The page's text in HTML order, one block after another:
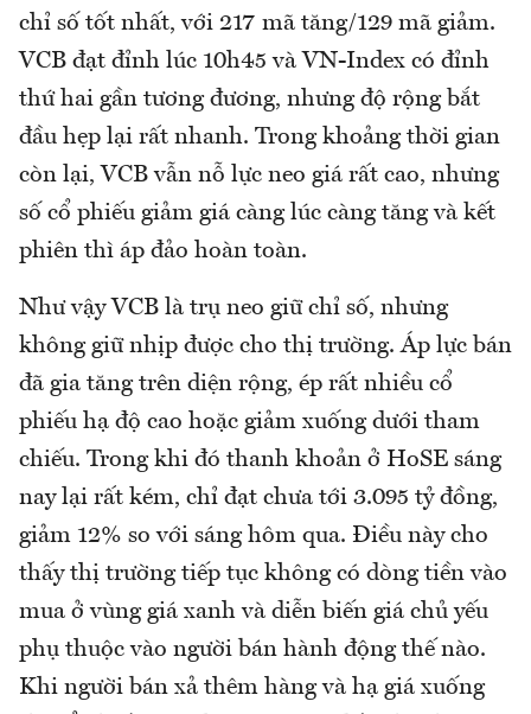
chỉ số tốt nhất, với 217 mã tăng/129 mã giảm.
VCB đạt đỉnh lúc 10h45 và VN-Index có đỉnh
thứ hai gần tương đương, nhưng độ rộng bắt
đầu hẹp lại rất nhanh. Trong khoảng thời gian
còn lại, VCB vẫn nỗ lực neo giá rất cao, nhưng
số cổ phiếu giảm giá càng lúc càng tăng và kết
phiên thì áp đảo hoàn toàn.
Như vậy VCB là trụ neo giữ chỉ số, nhưng
không giữ nhịp được cho thị trường. Áp lực bán
đã gia tăng trên diện rộng, ép rất nhiều cổ
phiếu hạ độ cao hoặc giảm xuống dưới tham
chiếu. Trong khi đó thanh khoản ở HoSE sáng
nay lại rất kém, chỉ đạt chưa tới 3.095 tỷ đồng,
giảm 12% so với sáng hôm qua. Điều này cho
thấy thị trường tiếp tục không có dòng tiền vào
mua ở vùng giá xanh và diễn biến giá chủ yếu
phụ thuộc vào người bán hành động thế nào.
Khi người bán xả thêm hàng và hạ giá xuống